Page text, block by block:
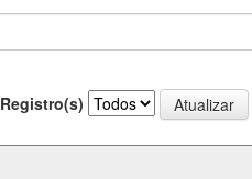
Registro(s)